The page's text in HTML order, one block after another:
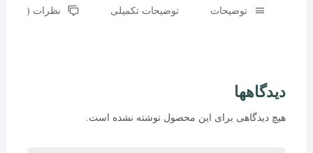
توضیحات توضیحات تکمیلی نظرات (0)
دیدگاهها
هیچ دیدگاهی برای این محصول نوشته نشده است.